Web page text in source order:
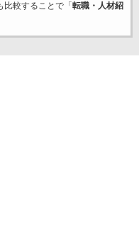
比較することで「 転職・人材紹